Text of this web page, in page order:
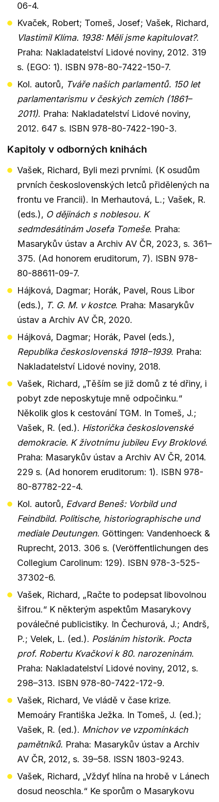
06-4.
Kvaček, Robert; Tomeš, Josef; Vašek, Richard,
Vlastimil Klíma. 1938: Měli jsme kapitulovat?.
Praha: Nakladatelství Lidové noviny, 2012. 319
s. (EGO: 1). ISBN 978-80-7422-150-7.
Kol. autorů, Tváře našich parlamentů. 150 let
parlamentarismu v českých zemích (1861–
2011). Praha: Nakladatelství Lidové noviny,
2012. 647 s. ISBN 978-80-7422-190-3.
Kapitoly v odborných knihách
Vašek, Richard, Byli mezi prvními. (K osudům
prvních československých letců přidělených na
frontu ve Francii). In Merhautová, L.; Vašek, R.
(eds.), O dějinách s noblesou. K
sedmdesátinám Josefa Tomeše. Praha:
Masarykův ústav a Archiv AV ČR, 2023, s. 361–
375. (Ad honorem eruditorum, 7). ISBN 978-
80-88611-09-7.
Hájková, Dagmar; Horák, Pavel, Rous Libor
(eds.), T. G. M. v kostce. Praha: Masarykův
ústav a Archiv AV ČR, 2020.
Hájková, Dagmar; Horák, Pavel (eds.),
Republika československá 1918–1939. Praha:
Nakladatelství Lidové noviny, 2018.
Vašek, Richard, „Těším se již domů z té dřiny, i
pobyt zde neposkytuje mně odpočinku.“
Několik glos k cestování TGM. In Tomeš, J.;
Vašek, R. (ed.). Historička československé
demokracie. K životnímu jubileu Evy Broklové.
Praha: Masarykův ústav a Archiv AV ČR, 2014.
229 s. (Ad honorem eruditorum: 1). ISBN 978-
80-87782-22-4.
Kol. autorů, Edvard Beneš: Vorbild und
Feindbild. Politische, historiographische und
mediale Deutungen. Göttingen: Vandenhoeck &
Ruprecht, 2013. 306 s. (Veröffentlichungen des
Collegium Carolinum: 129). ISBN 978-3-525-
37302-6.
Vašek, Richard, „Račte to podepsat libovolnou
šifrou.“ K některým aspektům Masarykovy
poválečné publicistiky. In Čechurová, J.; Andrš,
P.; Velek, L. (ed.). Posláním historik. Pocta
prof. Robertu Kvačkovi k 80. narozeninám.
Praha: Nakladatelství Lidové noviny, 2012, s.
298–313. ISBN 978-80-7422-172-9.
Vašek, Richard, Ve vládě v čase krize.
Memoáry Františka Ježka. In Tomeš, J. (ed.);
Vašek, R. (ed.). Mnichov ve vzpomínkách
pamětníků. Praha: Masarykův ústav a Archiv
AV ČR, 2012, s. 39–58. ISSN 1803-9243.
Vašek, Richard, „Vždyť hlína na hrobě v Lánech
dosud neoschla.“ Ke sporům o Masarykovu